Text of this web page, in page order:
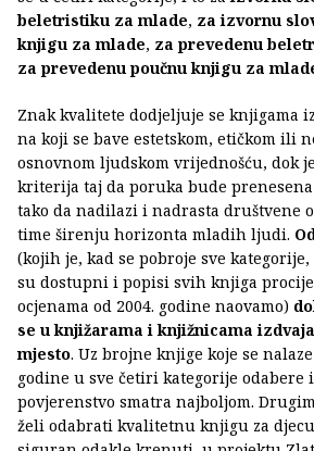
beletristiku za mlade, za izvornu
knjigu za mlade, za prevedenu
za prevedenu poučnu knjigu za
Znak kvalitete dodjeljuje se knjigama
na koji se bave estetskom, etičkom ili
osnovnom ljudskom vrijednošću, dok
kriterija taj da poruka bude
tako da nadilazi i nadrasta društvene
time širenju horizonta mladih ljudi.
(kojih je, kad se pobroje sve
su dostupni i popisi svih knjiga
ocjenama od 2004. godine naovamo)
se u knjižarama i knjižnicama
mjesto. Uz brojne knjige koje se
godine u sve četiri kategorije odabere
povjerenstvo smatra najboljom.
želi odabrati kvalitetnu knjigu za